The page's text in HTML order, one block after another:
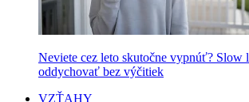
Neviete cez leto skutočne vypnúť? Slow
oddychovať bez výčitiek
VZŤAHY